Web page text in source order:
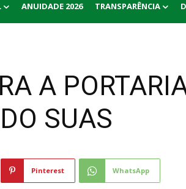
ANUIDADE 2026 TRANSPARÊNCIA
A
SUAS
Pinterest WhatsApp